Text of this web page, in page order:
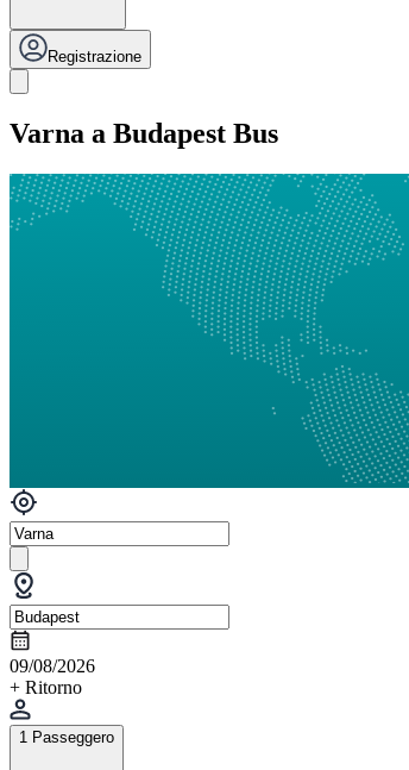
Registrazione
Varna a Budapest Bus
09/08/2026
+ Ritorno
1 Passeggero